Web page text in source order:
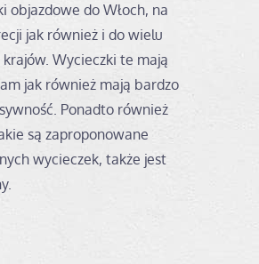
objazdowe do Włoch, na
jak również i do wielu
Wycieczki te mają
jak również mają bardzo
Ponadto również
są zaproponowane
wycieczek, także jest